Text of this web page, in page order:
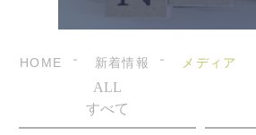
HOME 新着情報 メディア
ALL
すべて